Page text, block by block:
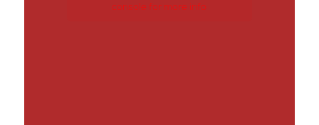
console for more info